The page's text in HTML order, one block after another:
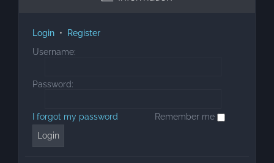
Login •
Register
Username:
Password:
I forgot my password Remember me